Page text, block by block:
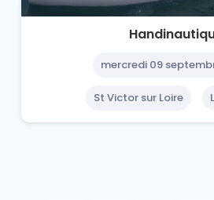
mercredi 09
St Victor sur Loire